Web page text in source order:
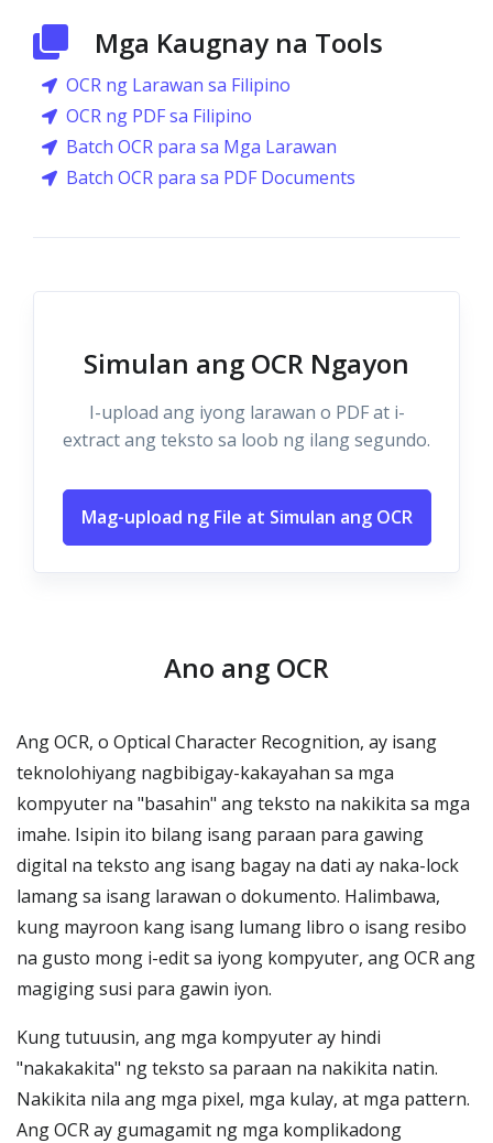
Mga Kaugnay na Tools
OCR ng Larawan sa Filipino
OCR ng PDF sa Filipino
Batch OCR para sa Mga Larawan
Batch OCR para sa PDF Documents
Simulan ang OCR Ngayon
I-upload ang iyong larawan o PDF at i-
extract ang teksto sa loob ng ilang segundo.
Mag-upload ng File at Simulan ang OCR
Ano ang OCR
Ang OCR, o Optical Character Recognition, ay isang
teknolohiyang nagbibigay-kakayahan sa mga
kompyuter na "basahin" ang teksto na nakikita sa mga
imahe. Isipin ito bilang isang paraan para gawing
digital na teksto ang isang bagay na dati ay naka-lock
lamang sa isang larawan o dokumento. Halimbawa,
kung mayroon kang isang lumang libro o isang resibo
na gusto mong i-edit sa iyong kompyuter, ang OCR ang
magiging susi para gawin iyon.
Kung tutuusin, ang mga kompyuter ay hindi
"nakakakita" ng teksto sa paraan na nakikita natin.
Nakikita nila ang mga pixel, mga kulay, at mga pattern.
Ang OCR ay gumagamit ng mga komplikadong